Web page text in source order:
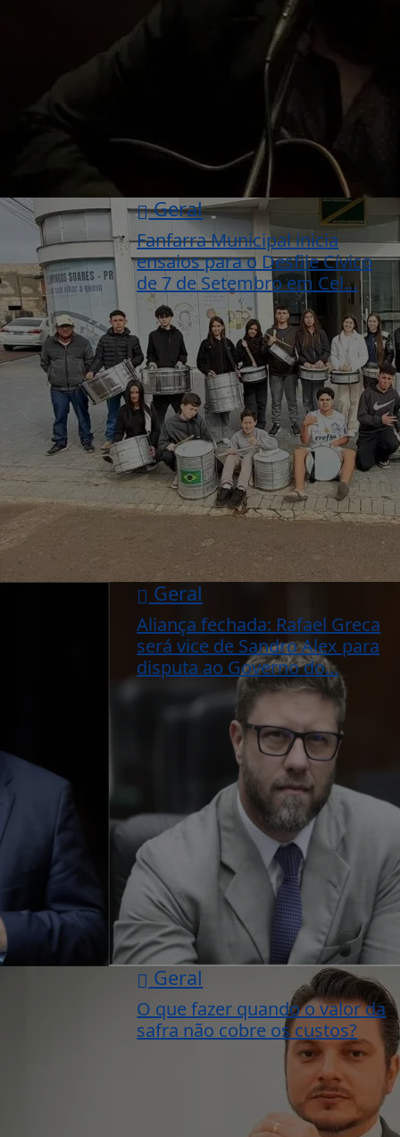
Geral
Fanfarra Municipal inicia
ensaios para o Desfile Cívico
de 7 de Setembro em Cel...
Geral
Aliança fechada: Rafael Greca
será vice de Sandro Alex para
disputa ao Governo do...
Geral
O que fazer quando o valor da
safra não cobre os custos?